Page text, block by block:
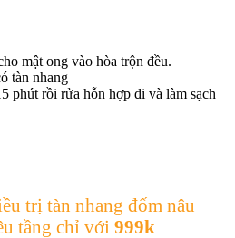
mật ong vào hòa trộn đều.
tàn nhang
phút rồi rửa hỗn hợp đi và làm sạch
trị tàn nhang đốm nâu
tầng chỉ với 999k